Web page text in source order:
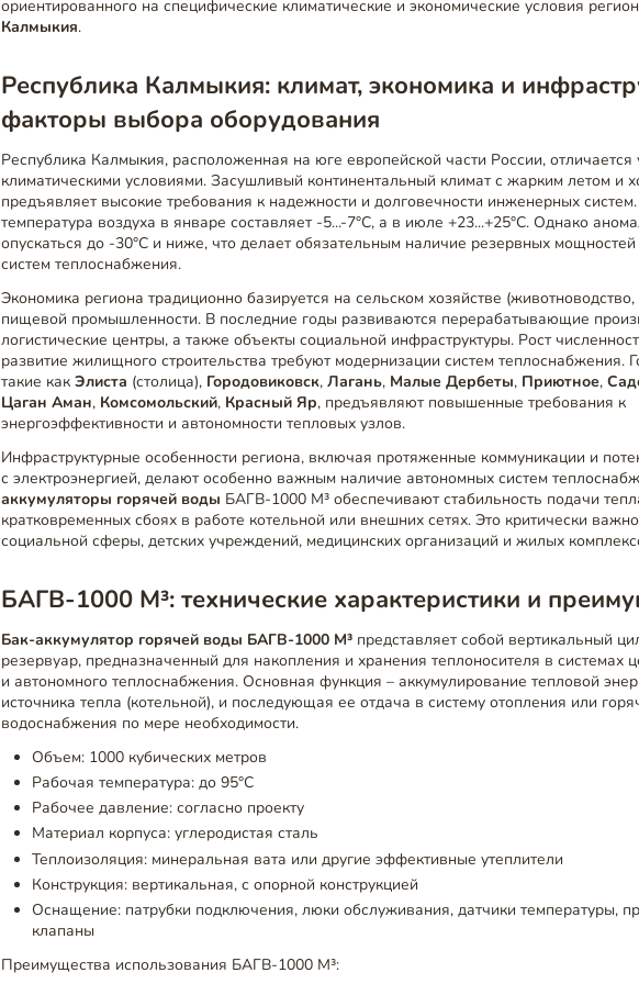
ориентированного на специфические климатические и экономические условия
Калмыкия.
Республика Калмыкия: климат, экономика и
факторы выбора оборудования
Республика Калмыкия, расположенная на юге европейской части России,
климатическими условиями. Засушливый континентальный климат с жарким летом и
предъявляет высокие требования к надежности и долговечности инженерных
температура воздуха в январе составляет -5...-7°C, а в июле +23...+25°C. Однако
опускаться до -30°C и ниже, что делает обязательным наличие резервных
систем теплоснабжения.
Экономика региона традиционно базируется на сельском хозяйстве
пищевой промышленности. В последние годы развиваются перерабатывающие
логистические центры, а также объекты социальной инфраструктуры. Рост
развитие жилищного строительства требуют модернизации систем теплоснабжения.
такие какЭлиста (столица), Городовиковск,Лагань, Малые Дербеты, Приютное,
Цаган Аман, Комсомольский, Красный Яр, предъявляют повышенные требования к
энергоэффективности и автономности тепловых узлов.
Инфраструктурные особенности региона, включая протяженные коммуникации и
с электроэнергией, делают особенно важным наличие автономных систем
аккумуляторы горячей воды БАГВ-1000 М³ обеспечивают стабильность подачи
кратковременных сбоях в работе котельной или внешних сетях. Это критически
социальной сферы, детских учреждений, медицинских организаций и жилых
БАГВ-1000 М³: технические характеристики и
Бак-аккумулятор горячей воды БАГВ-1000 М³ представляет собой вертикальный
резервуар, предназначенный для накопления и хранения теплоносителя в системах
и автономного теплоснабжения. Основная функция – аккумулирование тепловой
источника тепла (котельной), и последующая ее отдача в систему отопления или
водоснабжения по мере необходимости.
Объем: 1000 кубических метров
Рабочая температура: до 95°C
Рабочее давление: согласно проекту
Материал корпуса: углеродистая сталь
Теплоизоляция: минеральная вата или другие эффективные утеплители
Конструкция: вертикальная, с опорной конструкцией
Оснащение: патрубки подключения, люки обслуживания, датчики температуры,
клапаны
Преимущества использования БАГВ-1000 М³: